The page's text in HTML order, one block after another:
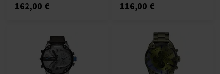
162,00 € 116,00 €